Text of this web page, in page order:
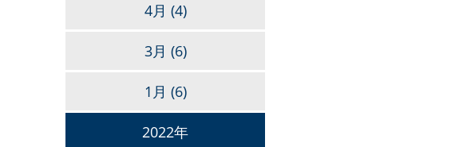
4月 (4)
3月 (6)
1月 (6)
2022年